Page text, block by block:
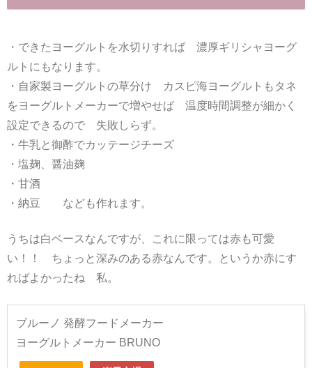
・できたヨーグルトを水切りすれば 濃厚ギリシャヨーグ
ルトにもなります。
・自家製ヨーグルトの草分け カスピ海ヨーグルトもタネ
をヨーグルトメーカーで増やせば 温度時間調整が細かく
設定できるので 失敗しらず。
・牛乳と御酢でカッテージチーズ
・塩麹、醤油麹
・甘酒
・納豆 なども作れます。
うちは白ベースなんですが、これに限っては赤も可愛
い！！ ちょっと深みのある赤なんです。というか赤にす
ればよかったね 私。
ブルーノ 発酵フードメーカー
ヨーグルトメーカー BRUNO